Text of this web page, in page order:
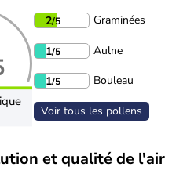
2/5 Graminées
1/5 Aulne
1/5 Bouleau
Voir tous les pollens
et qualité de l'air